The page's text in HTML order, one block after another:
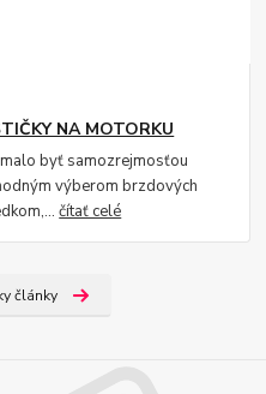
NA MOTORKU
byť samozrejmosťou
výberom brzdových
čítať celé
články